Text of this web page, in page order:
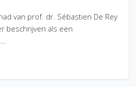
van prof. dr. Sébastien De Rey
beschrijven als een